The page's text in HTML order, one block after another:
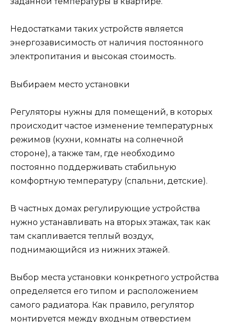
Недостатками таких устройств является
энергозависимость от наличия постоянного
электропитания и высокая стоимость.
Выбираем место установки
Регуляторы нужны для помещений, в которых
происходит частое изменение температурных
режимов (кухни, комнаты на солнечной
стороне), а также там, где необходимо
постоянно поддерживать стабильную
комфортную температуру (спальни, детские).
В частных домах регулирующие устройства
нужно устанавливать на вторых этажах, так как
там скапливается теплый воздух,
поднимающийся из нижних этажей.
Выбор места установки конкретного устройства
определяется его типом и расположением
самого радиатора. Как правило, регулятор
монтируется между входным отверстием